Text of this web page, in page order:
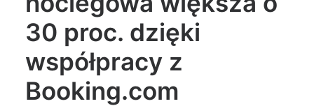
Noclegi
Polska
Świat
Podcasty
30 proc. dzięki
współpracy z
Booking.com